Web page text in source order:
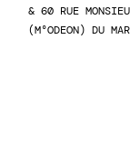
& 60 RUE
(M°ODEON) DU